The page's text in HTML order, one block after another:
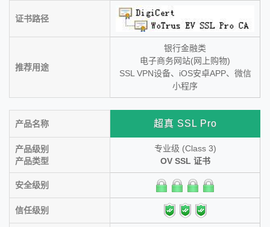
证书路径
推荐用途
银行金融类
电子商务网站(网上购物)
SSL VPN设备、iOS安卓APP、微信
小程序
产品名称 超真 SSL Pro
产品级别
产品类型
专业级 (Class 3)
OV SSL 证书
安全级别
信任级别